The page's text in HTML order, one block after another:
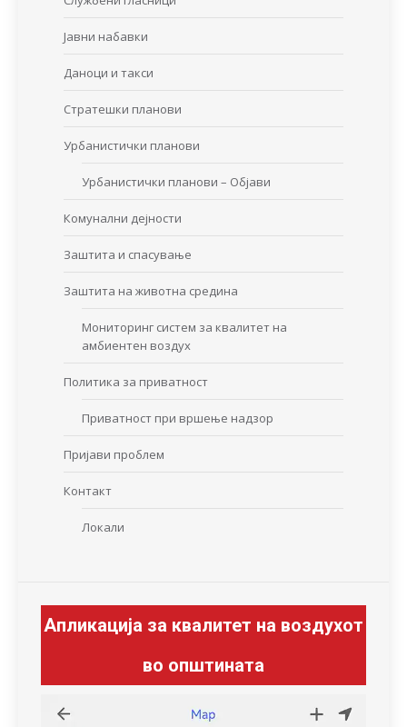
Јавни набавки
Даноци и такси
Стратешки планови
Урбанистички планови
Урбанистички планови – Објави
Комунални дејности
Заштита и спасување
Заштита на животна средина
Мониторинг систем за квалитет на
амбиентен воздух
Политика за приватност
Приватност при вршење надзор
Пријави проблем
Контакт
Локали
Апликација за квалитет на воздухот
во општината